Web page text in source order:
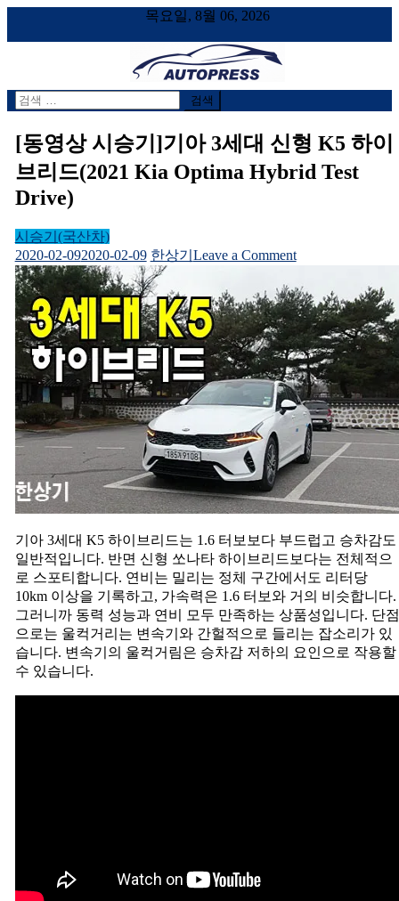
목요일, 8월 06, 2026
AUTOPRESS
오토프레스, 자동차시승기, 자동차, 시승기, 한상기
검
색
어:
[동영상 시승기]기아 3세대 신형 K5 하이
브리드(2021 Kia Optima Hybrid Test
Drive)
시승기(국산차)
2020-02-092020-02-09 한상기 Leave a Commenton
영
상
시
승
기]
기
아
3
세
대
신
형
K5
이
브
리
드
(2021
Kia
Optima
Drive)
기아 3세대 K5 하이브리드는 1.6 터보보다 부드럽고 승차감도
일반적입니다. 반면 신형 쏘나타 하이브리드보다는 전체적으
로 스포티합니다. 연비는 밀리는 정체 구간에서도 리터당
10km 이상을 기록하고, 가속력은 1.6 터보와 거의 비슷합니다.
그러니까 동력 성능과 연비 모두 만족하는 상품성입니다. 단점
으로는 울컥거리는 변속기와 간헐적으로 들리는 잡소리가 있
습니다. 변속기의 울컥거림은 승차감 저하의 요인으로 작용할
수 있습니다.